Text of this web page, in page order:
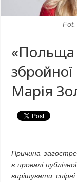
Fot.
«Польща
Марія
Причина
в провалі
вирішувати